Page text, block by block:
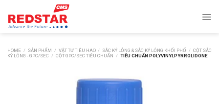
content
HOME / SẢN PHẨM / VẬT TƯ TIÊU HAO / SẮC KÝ LỎNG & SẮC KÝ LỎNG KHỐI PHỔ / CỘT SẮC
KÝ LỎNG - GPC/SEC / CỘT GPC/SEC TIÊU CHUẨN / TIÊU CHUẨN POLYVINYLPYRROLIDONE